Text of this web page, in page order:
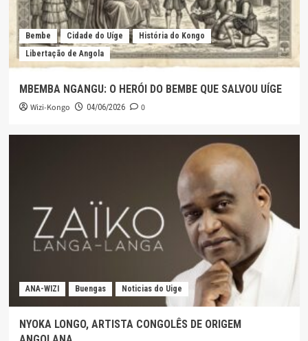
Bembe Cidade do Uíge
História do Kongo
Libertação de Angola
MBEMBA NGANGU: O HERÓI DO BEMBE QUE SALVOU UÍGE
Wizi-Kongo 04/06/2026 0
ANA-WIZI Buengas Noticias do Uige
NYOKA LONGO, ARTISTA CONGOLÊS DE ORIGEM